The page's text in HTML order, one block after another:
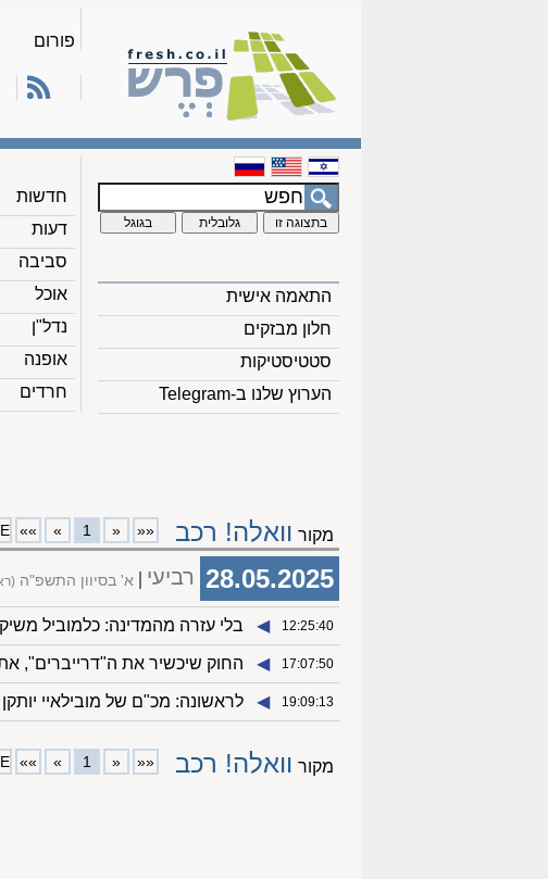
פורום
התאמה אישית
חלון מבזקים
סטטיסטיקות
הערוץ שלנו ב-Telegram
חדשות
דעות
סביבה
אוכל
נדל"ן
אופנה
חרדים
מקור וואלה! רכב ««
«
1
»
»»
28.05.2025 רביעי א' בסיוון התשפ"ה
12:25:40
◀︎ בלי עזרה מהמדינה: כלמוביל
17:07:50
◀︎ החוק שיכשיר את ה"דרייברים",
19:09:13
◀︎ לראשונה: מכ"ם של מובילאיי
מקור וואלה! רכב ««
«
1
»
»»